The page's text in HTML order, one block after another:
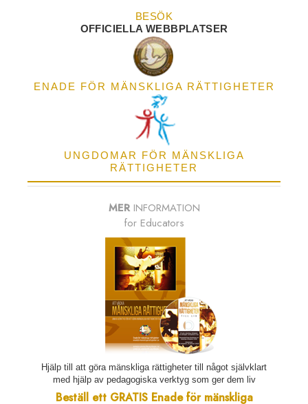
BESÖK
OFFICIELLA WEBBPLATSER
ENADE FÖR MÄNSKLIGA RÄTTIGHETER
UNGDOMAR FÖR MÄNSKLIGA
RÄTTIGHETER
MER INFORMATION
for Educators
Hjälp till att göra mänskliga rättigheter till något självklart
med hjälp av pedagogiska verktyg som ger dem liv
Beställ ett GRATIS Enade för mänskliga